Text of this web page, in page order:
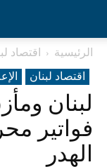
الرئيسية
اقتصاد
اقتصاد لبنان
لبنان
فواتير
الهدر